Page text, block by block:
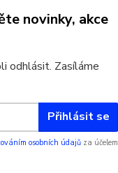
novinky, akce
odhlásit. Zasíláme
Přihlásit se
osobních údajů za účelem